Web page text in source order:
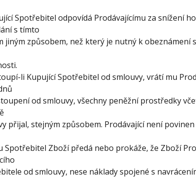
Spotřebitel odpovídá Prodávajícímu za snížení
s tímto
jiným způsobem, než který je nutný k obeznámení
li Kupující Spotřebitel od smlouvy, vrátí mu
od smlouvy, všechny peněžní prostředky
přijal, stejným způsobem. Prodávající není
Spotřebitel Zboží předá nebo prokáže, že Zboží
od smlouvy, nese náklady spojené s